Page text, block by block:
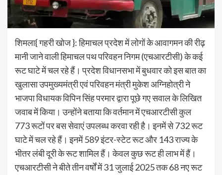
शिमला{ गहरी खोज }: हिमाचल प्रदेश में लोगों के आवागमन की रीढ़
मानी जाने वाली हिमाचल पथ परिवहन निगम (एचआरटीसी) के कई
रूट घाटे में चल रहे हैं। प्रदेश विधानसभा में बुधवार को इस बात का
खुलासा उपमुख्यमंत्री एवं परिवहन मंत्री मुकेश अग्निहोत्री ने
भाजपा विधायक विपिन सिंह परमार द्वारा पूछे गए सवाल के लिखित
जवाब में किया। उन्होंने बताया कि वर्तमान में एचआरटीसी कुल
773 रूटों पर बस सेवाएं उपलब्ध करवा रही है। इनमें से 732 रूट
घाटे में चल रहे हैं। इनमें 589 इंटर-स्टेट रूट और 143 राज्य के
भीतर लंबी दूरी के रूट शामिल हैं। केवल कुछ रूट ही लाभ में हैं।
एचआरटीसी ने बीते तीन वर्षों में 31 जुलाई 2025 तक 68 नए रूट